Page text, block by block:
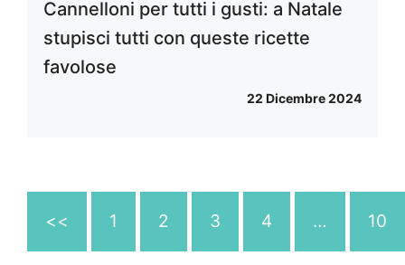
Cannelloni per tutti i gusti: a Natale
stupisci tutti con queste ricette
favolose
22 Dicembre 2024
<< 1 2 3 4 … 10